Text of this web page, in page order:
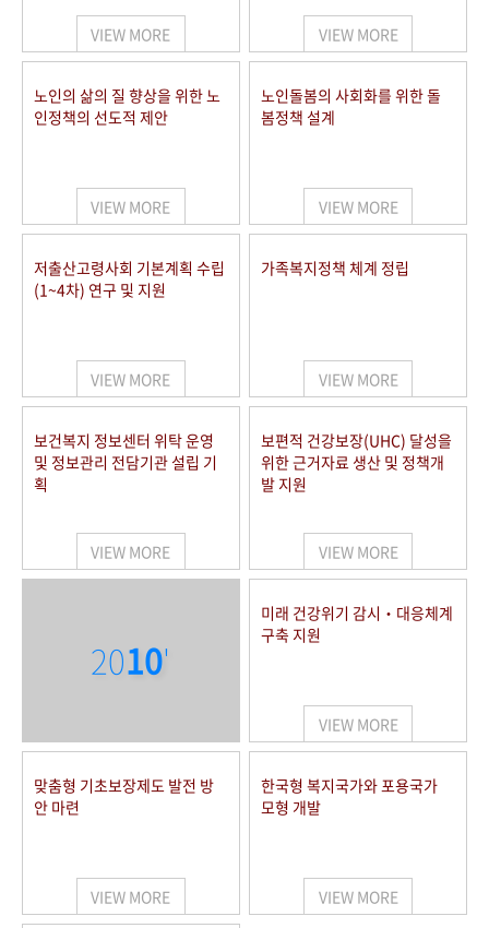
VIEW MORE VIEW MORE
노인의 삶의 질 향상을 위한 노
인정책의 선도적 제안
VIEW MORE
노인돌봄의 사회화를 위한 돌
봄정책 설계
VIEW MORE
저출산고령사회 기본계획 수립
(1~4차) 연구 및 지원
VIEW MORE
가족복지정책 체계 정립
VIEW MORE
보건복지 정보센터 위탁 운영
및 정보관리 전담기관 설립 기
획
VIEW MORE
보편적 건강보장(UHC) 달성을
위한 근거자료 생산 및 정책개
발 지원
VIEW MORE
2010'
미래 건강위기 감시‧대응체계
구축 지원
VIEW MORE
맞춤형 기초보장제도 발전 방
안 마련
VIEW MORE
한국형 복지국가와 포용국가
모형 개발
VIEW MORE